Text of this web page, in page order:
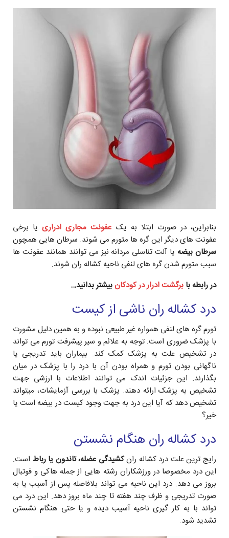
بنابراین، در صورت ابتلا به یک عفونت مجاری ادرارییا برخی
عفونت های دیگر این گره ها متورم می شوند. سرطان هایی همچون
سرطان بیضه یا آلت تناسلی مردانه نیز می توانند همانند عفونت ها
سبب متورم شدن گره های لنفی ناحیه کشاله ران شوند.
در رابطه با برگشت ادرار در کودکانبیشتر بدانید…
درد کشاله ران ناشی از کیست
تورم گره های لنفی همواره غیر طبیعی نبوده و به همین دلیل مشورت
با پزشک ضروری است. توجه به علائم و سیر پیشرفت تورم می تواند
در تشخیص علت به پزشک کمک کند. بیماران باید تدریجی یا
ناگهانی بودن تورم و همراه بودن آن با درد را با پزشک در میان
بگذارند. این جزئیات اندک می توانند اطلاعات با ارزشی جهت
تشخیص به پزشک ارائه دهند. پزشک با بررسی آزمایشات، میتواند
تشخیص دهد که آیا این درد به جهت وجود کیست در بیضه است یا
خیر؟
درد کشاله ران هنگام نشستن
رایج ترین علت درد کشاله رانکشیدگی عضله، تاندون یا رباط است.
این درد مخصوصا در ورزشکاران رشته هایی از جمله هاکی و فوتبال
بروز می دهد. درد این ناحیه می تواند بلافاصله پس از آسیب یا به
صورت تدریجی و ظرف چند هفته تا چند ماه بروز دهد. این درد می
تواند با به کار گیری ناحیه آسیب دیده و یا حتی هنگام نشستن
تشدید شود.